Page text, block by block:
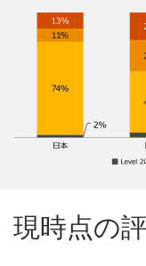
現時点の